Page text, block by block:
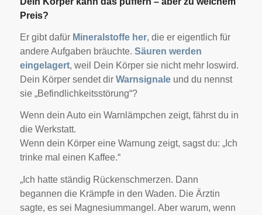
Preis?
Er gibt dafür Mineralstoffe her, die er eigentlich für
andere Aufgaben bräuchte. Säuren werden
eingelagert, weil Dein Körper sie nicht mehr loswird.
Dein Körper sendet dir Warnsignale und du nennst
sie „Befindlichkeitsstörung“?
Wenn dein Auto ein Warnlämpchen zeigt, fährst du in
die Werkstatt.
Wenn dein Körper eine Warnung zeigt, sagst du: „Ich
trinke mal einen Kaffee.“
„Ich hatte ständig Rückenschmerzen. Dann
begannen die Krämpfe in den Waden. Die Ärztin
sagte, es sei Magnesiummangel. Aber warum, wenn